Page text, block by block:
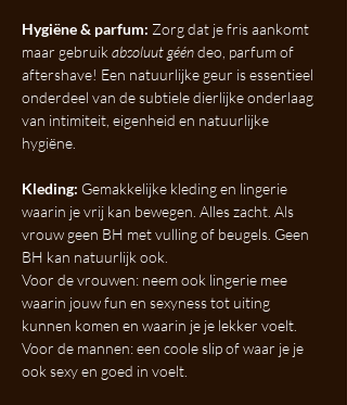
Hygiëne & parfum: Zorg dat je fris aankomt
maar gebruik absoluut géén deo, parfum of
aftershave! Een natuurlijke geur is essentieel
onderdeel van de subtiele dierlijke onderlaag
van intimiteit, eigenheid en natuurlijke
hygiëne.
Kleding: Gemakkelijke kleding en lingerie
waarin je vrij kan bewegen. Alles zacht. Als
vrouw geen BH met vulling of beugels. Geen
BH kan natuurlijk ook.
Voor de vrouwen: neem ook lingerie mee
waarin jouw fun en sexyness tot uiting
kunnen komen en waarin je je lekker voelt.
Voor de mannen: een coole slip of waar je je
ook sexy en goed in voelt.